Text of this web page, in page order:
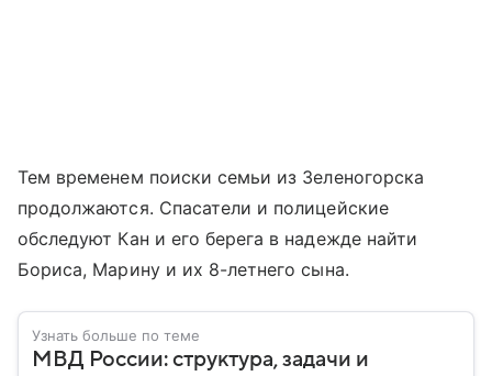
Тем временем поиски семьи из Зеленогорска
продолжаются. Спасатели и полицейские
обследуют Кан и его берега в надежде найти
Бориса, Марину и их 8-летнего сына.
Узнать больше по теме
МВД России: структура, задачи и